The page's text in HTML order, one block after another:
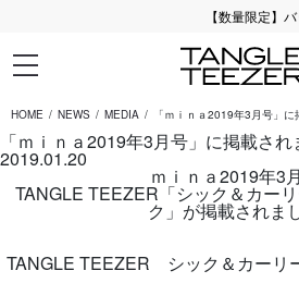
【数量限定】バ
HOME NEWS MEDIA 「ｍｉｎａ2019年3月号」に
「ｍｉｎａ2019年3月号」に掲載され
2019.01.20
ｍｉｎａ2019年3
TANGLE TEEZER「シック＆カー
ク」が掲載されま
TANGLE TEEZER シック＆カーリ